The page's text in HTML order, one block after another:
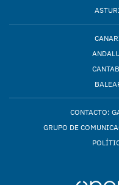
CONTACTO:
GRUPO DE